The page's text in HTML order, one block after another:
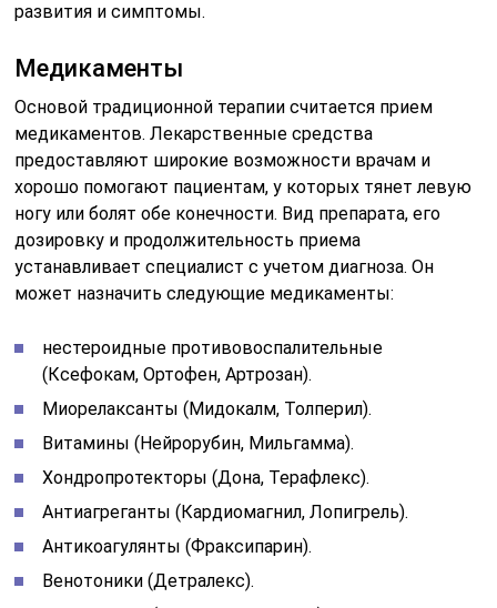
развития и симптомы.
Медикаменты
Основой традиционной терапии считается прием
медикаментов. Лекарственные средства
предоставляют широкие возможности врачам и
хорошо помогают пациентам, у которых тянет левую
ногу или болят обе конечности. Вид препарата, его
дозировку и продолжительность приема
устанавливает специалист с учетом диагноза. Он
может назначить следующие медикаменты:
нестероидные противовоспалительные
(Ксефокам, Ортофен, Артрозан).
Миорелаксанты (Мидокалм, Толперил).
Витамины (Нейрорубин, Мильгамма).
Хондропротекторы (Дона, Терафлекс).
Антиагреганты (Кардиомагнил, Лопигрель).
Антикоагулянты (Фраксипарин).
Венотоники (Детралекс).